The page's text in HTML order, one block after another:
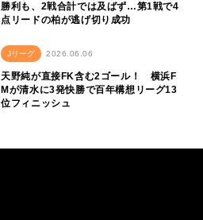
勝利も、2戦合計では及ばず…第1戦で4
点リードの柏が逃げ切り成功
Jリーグ 2026.06.06
天野純が直接FK含む2ゴール！ 横浜F
Mが清水に3発快勝で百年構想リーグ13
位フィニッシュ